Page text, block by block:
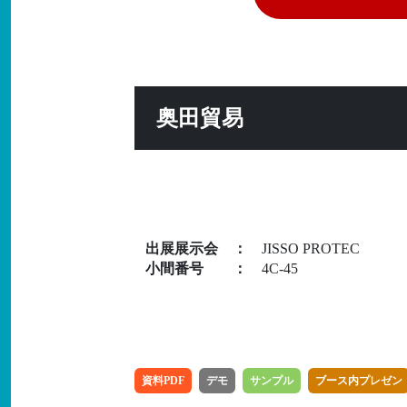
奥田貿易
出展展示会 ： JISSO PROTEC
小間番号
： 4C-45
資料PDF デモ サンプル ブース内プレゼン